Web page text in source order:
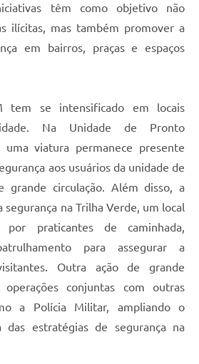
têm como objetivo não
ilícitas, mas também promover a
em bairros, praças e espaços
tem se intensificado em locais
Na Unidade de Pronto
uma viatura permanece presente
aos usuários da unidade de
grande circulação. Além disso, a
segurança na Trilha Verde, um local
praticantes de caminhada,
para assegurar a
Outra ação de grande
conjuntas com outras
a Polícia Militar, ampliando o
das estratégias de segurança na